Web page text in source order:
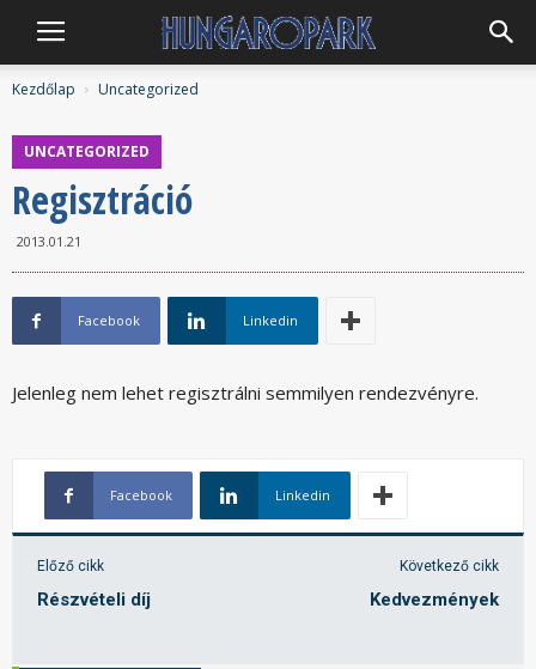
Hungaropark
Kezdőlap Uncategorized
UNCATEGORIZED
Regisztráció
2013.01.21
Facebook Linkedin
Jelenleg nem lehet regisztrálni semmilyen rendezvényre.
Facebook Linkedin
Előző cikk
Részvételi díj
Következő cikk
Kedvezmények